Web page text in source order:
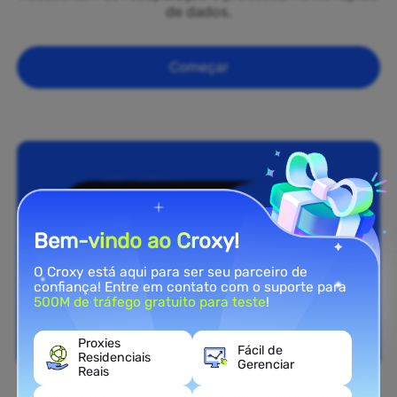
de dados.
Começar
Bem-vindo ao Croxy!
O Croxy está aqui para ser seu parceiro de
confiança! Entre em contato com o suporte para
500M de tráfego gratuito para teste!
Proxies
Residenciais
Reais
Fácil de
Gerenciar